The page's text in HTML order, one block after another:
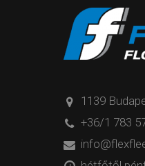
1139
+36/1 783